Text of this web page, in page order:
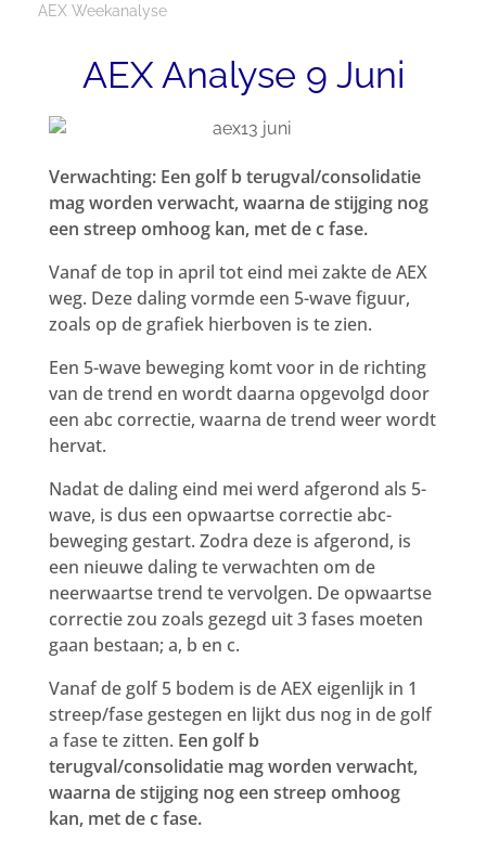
AEX Weekanalyse
AEX Analyse 9 Juni
Verwachting: Een golf b terugval/consolidatie
mag worden verwacht, waarna de stijging nog
een streep omhoog kan, met de c fase.
Vanaf de top in april tot eind mei zakte de AEX
weg. Deze daling vormde een 5-wave figuur,
zoals op de grafiek hierboven is te zien.
Een 5-wave beweging komt voor in de richting
van de trend en wordt daarna opgevolgd door
een abc correctie, waarna de trend weer wordt
hervat.
Nadat de daling eind mei werd afgerond als 5-
wave, is dus een opwaartse correctie abc-
beweging gestart. Zodra deze is afgerond, is
een nieuwe daling te verwachten om de
neerwaartse trend te vervolgen. De opwaartse
correctie zou zoals gezegd uit 3 fases moeten
gaan bestaan; a, b en c.
Vanaf de golf 5 bodem is de AEX eigenlijk in 1
streep/fase gestegen en lijkt dus nog in de golf
a fase te zitten. Een golf b
terugval/consolidatie mag worden verwacht,
waarna de stijging nog een streep omhoog
kan, met de c fase.